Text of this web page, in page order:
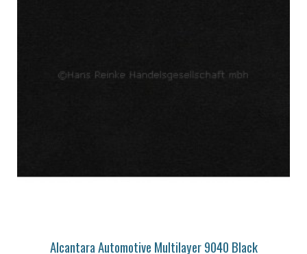
Alcantara Automotive Multilayer 9040 Black